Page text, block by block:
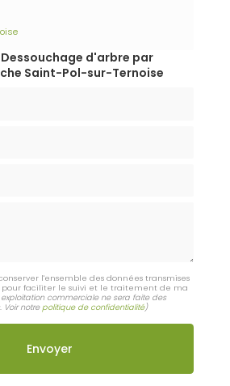
d'arbre par
Saint-Pol-sur-Ternoise
l'ensemble des données transmises
faciliter le suivi et le traitement de ma
commerciale ne sera faite des
Voir notrepolitique de confidentialité)